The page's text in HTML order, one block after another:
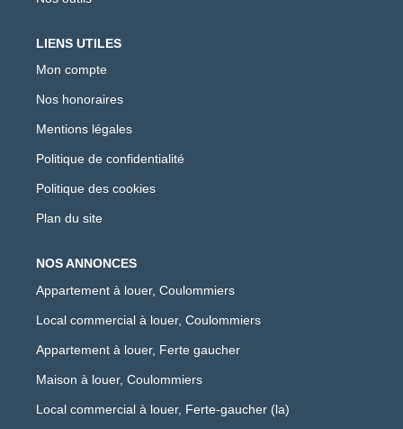
LIENS UTILES
Mon compte
Nos honoraires
Mentions légales
Politique de confidentialité
Politique des cookies
Plan du site
NOS ANNONCES
Appartement à louer, Coulommiers
Local commercial à louer, Coulommiers
Appartement à louer, Ferte gaucher
Maison à louer, Coulommiers
Local commercial à louer, Ferte-gaucher (la)